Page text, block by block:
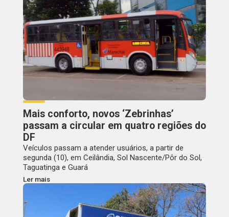
Mais conforto, novos ‘Zebrinhas’
passam a circular em quatro regiões do
DF
Veículos passam a atender usuários, a partir de
segunda (10), em Ceilândia, Sol Nascente/Pôr do Sol,
Taguatinga e Guará
Ler mais